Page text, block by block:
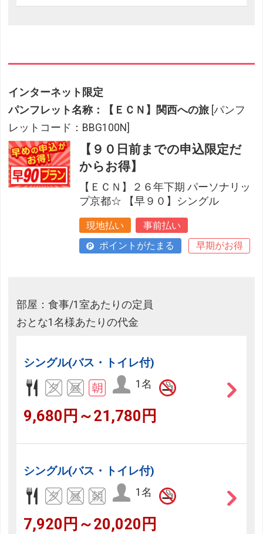
インターネット限定
パンフレット名称：【ＥＣＮ】関西への旅 [パンフ
レットコード：BBG100N]
【９０日前までの申込限定だ
からお得】
【ＥＣＮ】２６年下期 パーソナリッ
プ京都☆ 【早９０】シングル
現地払い
事前払い
ポイントがたまる
早期がお得
部屋：食事/1室あたりの定員
おとな1名様あたりの代金
シングル(バス・トイレ付)
1名
9,680円～21,780円
シングル(バス・トイレ付)
1名
7,920円～20,020円